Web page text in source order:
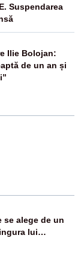
Suspendarea
Ilie Bolojan:
de un an și
se alege de un
lui